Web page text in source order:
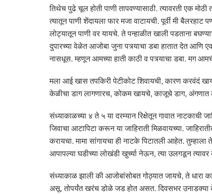
तिथेच पुढे चूल होती पाणी तापवण्यासाठी. त्यावरती एक
त्यातून पाणी शेंदायला फार मजा वाटायची. पूर्वी मी
लोट्यातून पाणी वर यायचे. ते पन्हाळीत खाली पडताना
दुपारच्या वेळेत आजोबा जुना पत्र्याचा डबा हातात देत
नासधूस. म्हणून आमच्या हाती काठी व पत्र्याचा डबा. मग
मला आई खास तपकिरी पेटीकोट शिवायची, कारण करवंदं
केळीचा डाग लागणारच, कोकम खायचे, काजूचे डाग, अंगणात
संध्याकाळच्या ४ ते ५ या दरम्यान रिक्षेतून गावात नाटकाची
जिवाचा आटापिटा करून या जाहिराती मिळवायच्या.
करायचा. मामा सांगायचा ही नाटके पिटातली आहेत.
आपापल्या घडीच्या लोखंडी खुर्च्या नेऊन, त्या उलगडून त्यावर
संध्याकाळ झाली की आजोबांसोबत गोठ्यात जायचे, ते धारा
असू. तोपर्यंत खरंच डोळे जड होत असत. दिवसभर उनाडक्या